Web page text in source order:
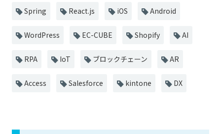
Spring React.js iOS Android
WordPress EC-CUBE Shopify AI
RPA IoT ブロックチェーン AR
Access Salesforce kintone DX